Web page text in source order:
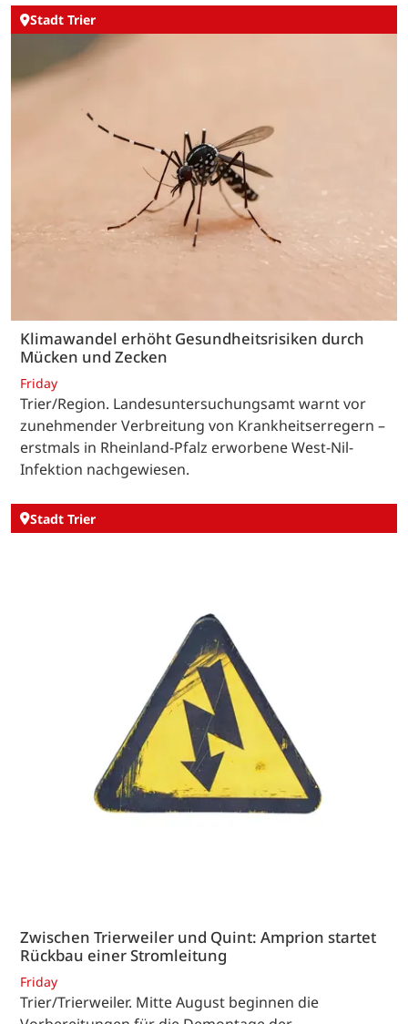
Stadt Trier
Klimawandel erhöht Gesundheitsrisiken durch
Mücken und Zecken
Friday
Trier/Region. Landesuntersuchungsamt warnt vor
zunehmender Verbreitung von Krankheitserregern –
erstmals in Rheinland-Pfalz erworbene West-Nil-
Infektion nachgewiesen.
Stadt Trier
Zwischen Trierweiler und Quint: Amprion startet
Rückbau einer Stromleitung
Friday
Trier/Trierweiler. Mitte August beginnen die